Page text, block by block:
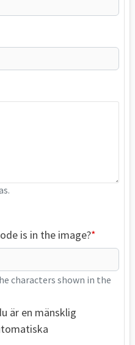
is in the image?
characters shown in the
är en mänsklig